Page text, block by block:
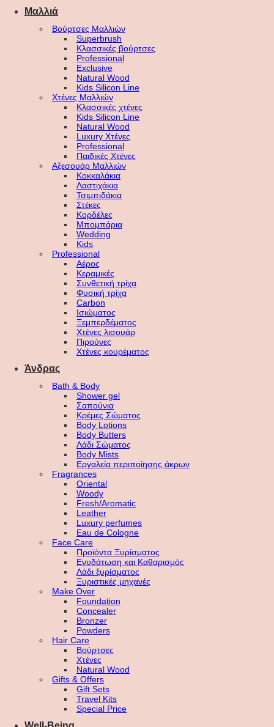
Μαλλιά
Βούρτσες Μαλλιών
Superbrush
Κλασσικές βούρτσες
Professional
Exclusive
Natural Wood
Kids Silicon Line
Χτένες Μαλλιών
Κλασσικές χτένες
Kids Silicon Line
Natural Wood
Luxury Χτένες
Professional
Παιδικές Χτένες
Αξεσουάρ Μαλλιών
Κοκκαλάκια
Λαστιχάκια
Τσιμπιδάκια
Στέκες
Κορδέλες
Μπομπάρια
Wedding
Kids
Professional
Αέρος
Κεραμικές
Συνθετική τρίχα
Φυσική τρίχα
Carbon
Ισιώματος
Ξεμπερδέματος
Χτένες λισουάρ
Πιρούνες
Χτένες κουρέματος
Άνδρας
Bath & Body
Shower gel
Σαπούνια
Κρέμες Σώματος
Body Lotions
Body Butters
Λάδι Σώματος
Body Mists
Εργαλεία περιποίησης άκρων
Fragrances
Oriental
Woody
Fresh/Aromatic
Leather
Luxury perfumes
Eau de Cologne
Face Care
Προϊόντα Ξυρίσματος
Ενυδάτωση και Καθαρισμός
Λάδι ξυρίσματος
Ξυριστικές μηχανές
Make Over
Foundation
Concealer
Bronzer
Powders
Hair Care
Βούρτσες
Χτένες
Natural Wood
Gifts & Offers
Gift Sets
Travel Kits
Special Price